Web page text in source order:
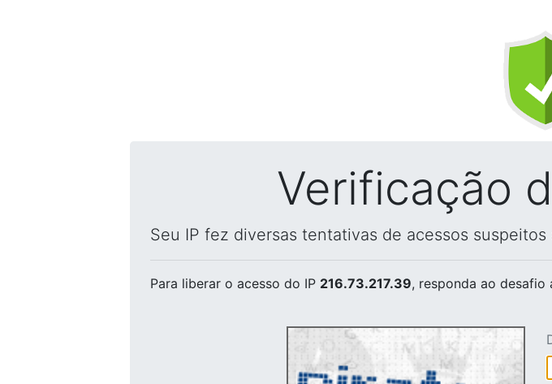
Verificação
Seu IP fez diversas tentativas de acessos
Para liberar o acesso do IP 216.73.217.39, responda ao desafio